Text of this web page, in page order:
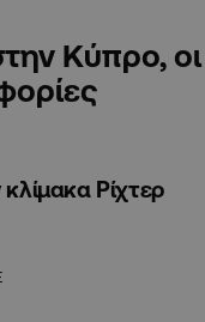
Κύπρο, οι
Ρίχτερ